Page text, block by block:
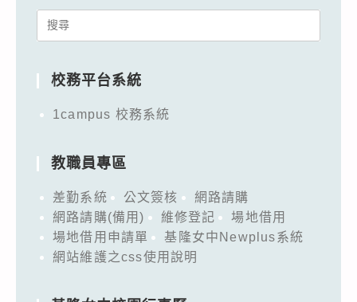
Search
校務平台系統
1campus 校務系統
教職員專區
差勤系統 公文簽核
網路請購
網路請購(備用)
維修登記
場地借用
場地借用申請單
基隆女中Newplus系統
網站維護之css使用說明